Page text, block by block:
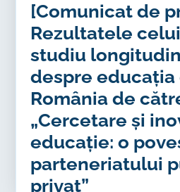
[Comunicat de
Rezultatele
studiu
despre educația
România de
„Cercetare și
educație: o
parteneriatului
privat”